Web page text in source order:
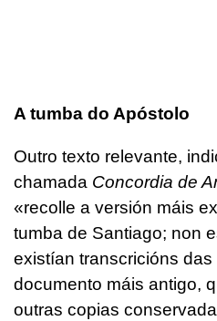
A tumba do Apóstolo
Outro texto relevante,
chamada Concordia de
«recolle a versión máis
tumba de Santiago; non
existían transcricións
documento máis antigo,
outras copias